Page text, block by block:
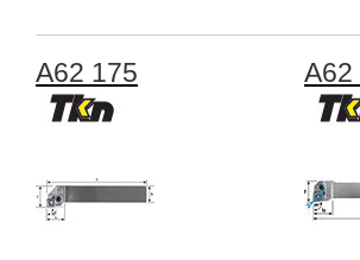
A62 175 A62